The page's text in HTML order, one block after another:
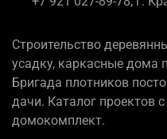
Строительство
усадку, каркасные дома
Бригада плотников
дачи. Каталог проектов
домокомплект.